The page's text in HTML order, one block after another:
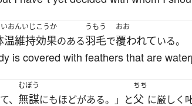
おんいじこうか
温維持効果のある
うもう
羽毛で
おお
覆われている。
is covered with feathers that are
、
むぼう
無謀にもほどがある。」と
ちち
父 に厳しく